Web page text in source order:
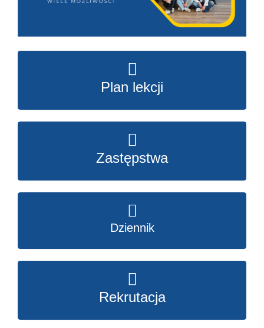
Plan lekcji
Zastępstwa
Dziennik
Rekrutacja